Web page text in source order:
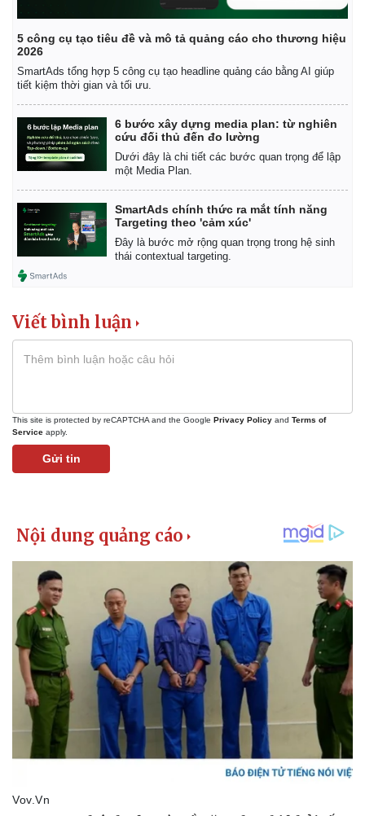
Kinh tế
Bất động sản
Khởi nghiệp
Thị trường
Giá vàng
Tiêu dùng
Chứng khoán
Giá cà phê
5 công cụ tạo tiêu đề và mô tả quảng cáo cho thương hiệu
2026
SmartAds tổng hợp 5 công cụ tạo headline quảng cáo bằng AI giúp
tiết kiệm thời gian và tối ưu.
6 bước xây dựng media plan: từ nghiên
cứu đối thủ đến đo lường
Dưới đây là chi tiết các bước quan trọng để lập
một Media Plan.
SmartAds chính thức ra mắt tính năng
Targeting theo 'cảm xúc'
Đây là bước mở rộng quan trọng trong hệ sinh
thái contextual targeting.
Viết bình luận
This site is protected by reCAPTCHA and the Google Privacy Policy and Terms of
Service apply.
Gửi tin